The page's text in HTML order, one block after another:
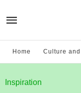
Home Culture
Inspiration